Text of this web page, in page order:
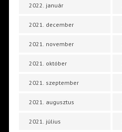
2022. január
2021. december
2021. november
2021. október
2021. szeptember
2021. augusztus
2021. július